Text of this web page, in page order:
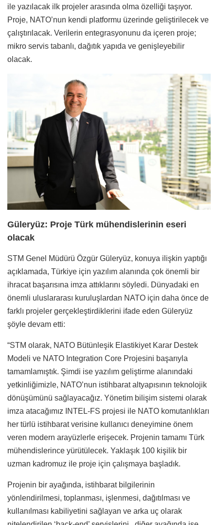
ile yazılacak ilk projeler arasında olma özelliği taşıyor.
Proje, NATO’nun kendi platformu üzerinde geliştirilecek ve
çalıştırılacak. Verilerin entegrasyonunu da içeren proje;
mikro servis tabanlı, dağıtık yapıda ve genişleyebilir
olacak.
Güleryüz: Proje Türk mühendislerinin eseri
olacak
STM Genel Müdürü Özgür Güleryüz, konuya ilişkin yaptığı
açıklamada, Türkiye için yazılım alanında çok önemli bir
ihracat başarısına imza attıklarını söyledi. Dünyadaki en
önemli uluslararası kuruluşlardan NATO için daha önce de
farklı projeler gerçekleştirdiklerini ifade eden Güleryüz
şöyle devam etti:
“STM olarak, NATO Bütünleşik Elastikiyet Karar Destek
Modeli ve NATO Integration Core Projesini başarıyla
tamamlamıştık. Şimdi ise yazılım geliştirme alanındaki
yetkinliğimizle, NATO’nun istihbarat altyapısının teknolojik
dönüşümünü sağlayacağız. Yönetim bilişim sistemi olarak
imza atacağımız INTEL-FS projesi ile NATO komutanlıkları
her türlü istihbarat verisine kullanıcı deneyimine önem
veren modern arayüzlerle erişecek. Projenin tamamı Türk
mühendislerince yürütülecek. Yaklaşık 100 kişilik bir
uzman kadromuz ile proje için çalışmaya başladık.
Projenin bir ayağında, istihbarat bilgilerinin
yönlendirilmesi, toplanması, işlenmesi, dağıtılması ve
kullanılması kabiliyetini sağlayan ve arka uç olarak